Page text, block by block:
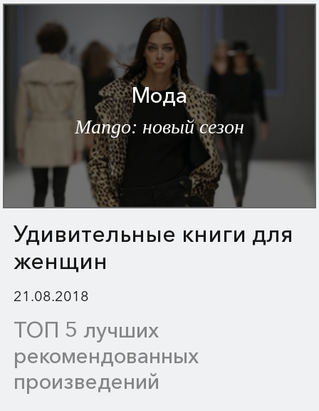
Мода
Mango: новый сезон
Удивительные книги для
женщин
21.08.2018
ТОП 5 лучших
рекомендованных
произведений